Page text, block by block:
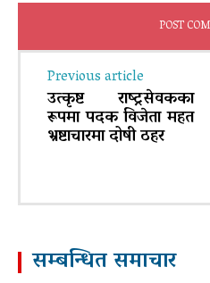
Previous article
उत्कृष्ट राष्ट्रसेवकका
रूपमा पदक विजेता महत
भ्रष्टाचारमा दोषी ठहर
सम्बन्धित समाचार